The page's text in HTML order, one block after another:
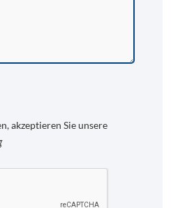
akzeptieren Sie unsere